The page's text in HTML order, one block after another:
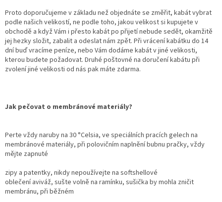
Proto doporučujeme v základu než objednáte se změřit, kabát vybrat
podle našich velikostí, ne podle toho, jakou velikost si kupujete v
obchodě a když Vám i přesto kabát po přijetí nebude sedět, okamžitě
jej hezky složit, zabalit a odeslat nám zpět. Při vrácení kabátku do 14
dní buď vracíme peníze, nebo Vám dodáme kabát v jiné velikosti,
kterou budete požadovat. Druhé poštovné na doručení kabátu při
zvolení jiné velikosti od nás pak máte zdarma.
Jak pečovat o membránové materiály?
Perte vždy naruby na 30 °Celsia, ve speciálních pracích gelech na
membránové materiály, při polovičním naplnění bubnu pračky, vždy
mějte zapnuté
zipy a patentky, nikdy nepoužívejte na softshellové
oblečení aviváž, sušte volně na ramínku, sušička by mohla zničit
membránu, při běžném